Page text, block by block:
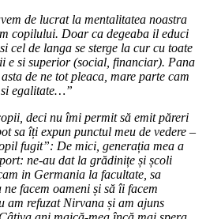
de lucrat la mentalitatea noastra
copilului. Doar ca degeaba il educi
cel de langa se sterge la cur cu toate
e si superior (social, financiar). Pana
de ne tot pleaca, mare parte cam
si egalitate…”
deci nu îmi permit să emit păreri
sa îți expun punctul meu de vedere –
fugit”: De mici, generația mea a
ne-au dat la grădinițe și școli
in Germania la facultate, sa
facem oameni și să îi facem
am refuzat Nirvana și am ajuns